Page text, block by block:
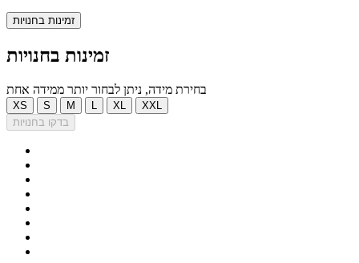
זמינות בחנויות
זמינות בחנויות
בחירת מידה, ניתן לבחור יותר ממידה אחת
XS S M XL
XXL
בדקו בחנויות